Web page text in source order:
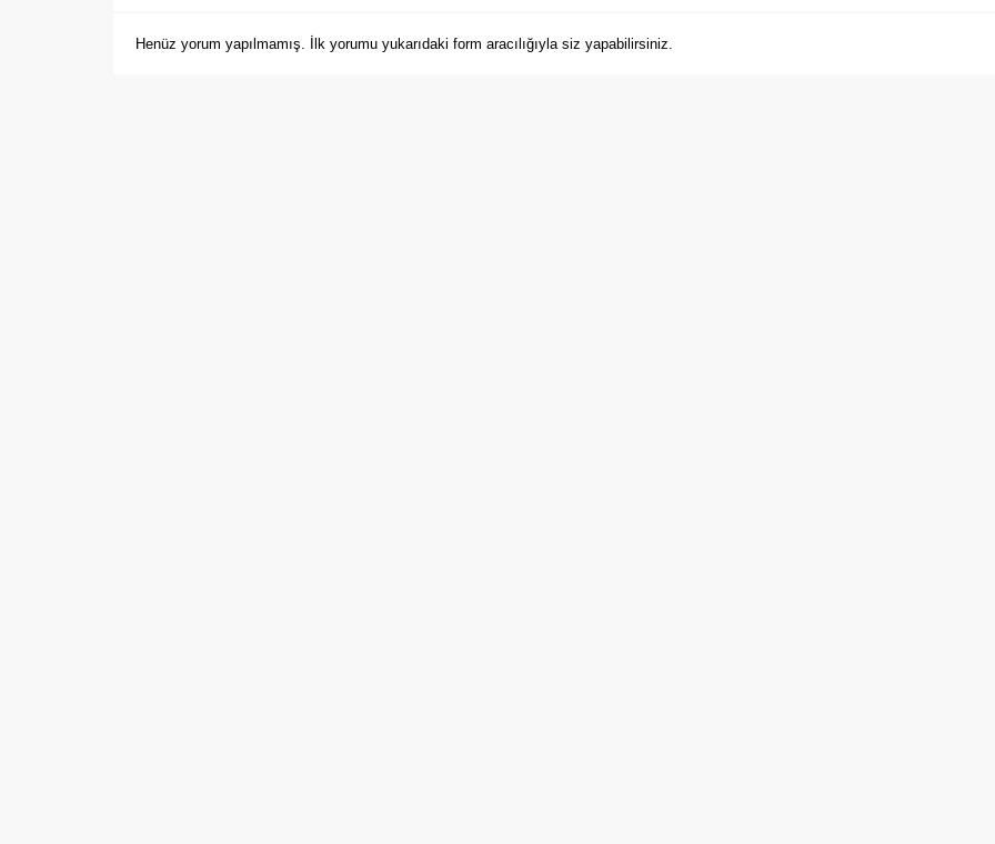
Henüz yorum yapılmamış. İlk yorumu yukarıdaki form aracılığıyla siz yapabilirsiniz.